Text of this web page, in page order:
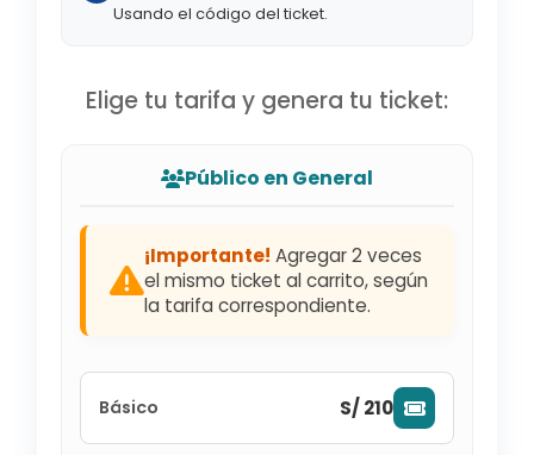
Usando el código del ticket.
Elige tu tarifa y genera tu ticket:
Público en General
¡Importante! Agregar 2 veces
el mismo ticket al carrito, según
la tarifa correspondiente.
Básico S/ 210